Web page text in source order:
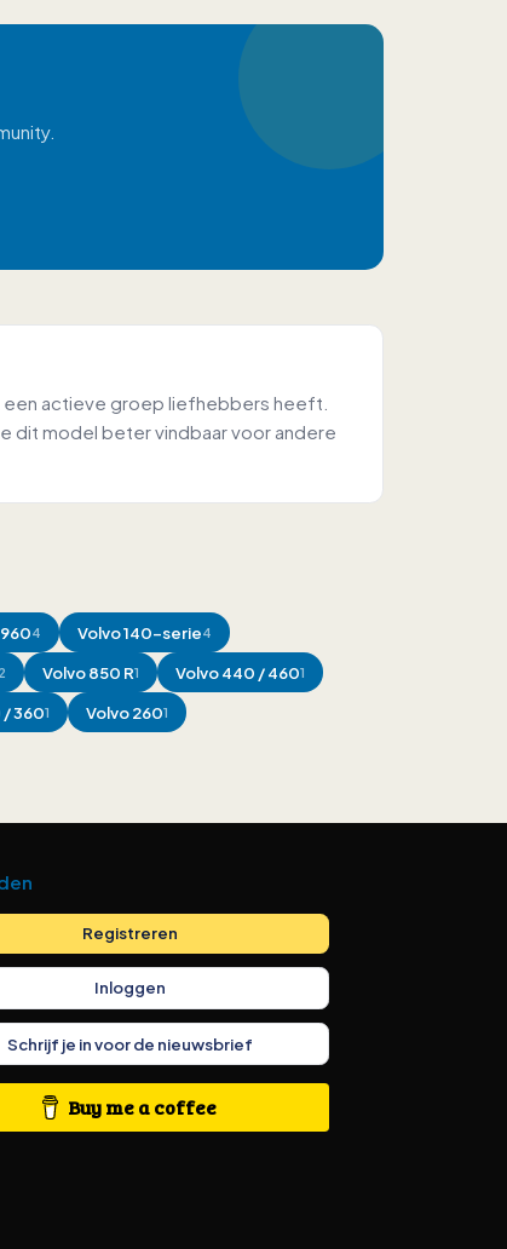
een actieve groep liefhebbers heeft.
dit model beter vindbaar voor andere
9604 Volvo140-serie4
2 Volvo850 R1 Volvo440 / 4601
3601 Volvo2601
Registreren
Inloggen
Schrijf je in voor de nieuwsbrief
Buy me a coffee